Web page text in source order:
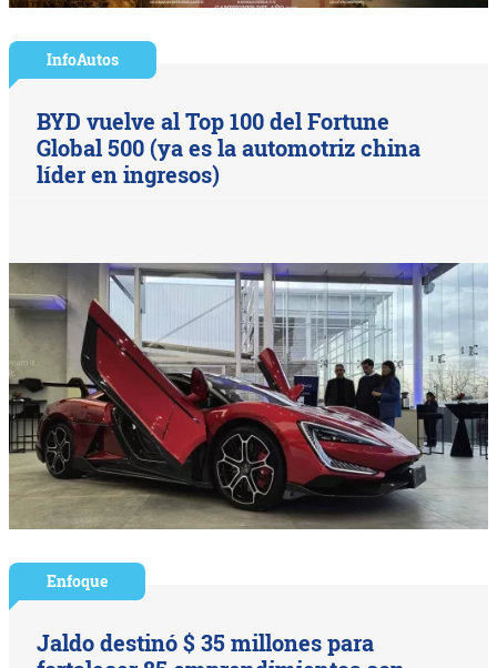
InfoAutos
BYD vuelve al Top 100 del Fortune
Global 500 (ya es la automotriz china
líder en ingresos)
Enfoque
Jaldo destinó $ 35 millones para